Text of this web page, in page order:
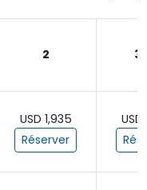
2 3
USD 1,935
Réserver
USD